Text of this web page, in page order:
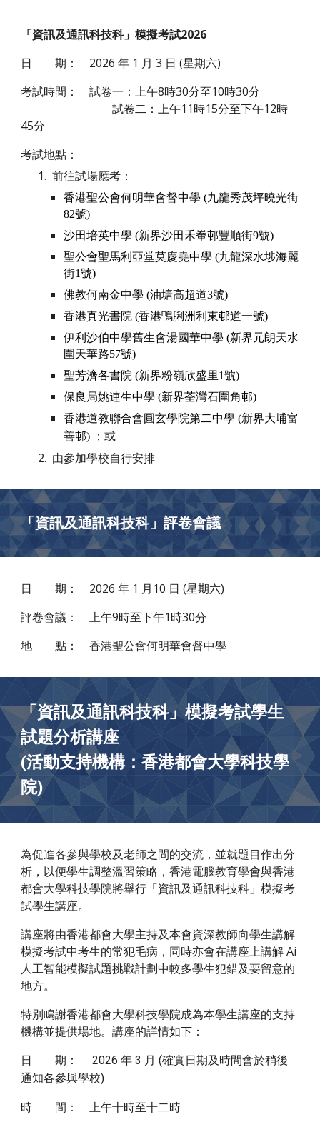
「資訊及通訊科技科」模擬考試2026
日 期：
2026 年 1 月3 日 (星期六)
考試時間：
試卷一：上午8時30分至10時30分
試卷二：上午11時15分至下午12時
45分
考試地點：
前往試場應考：
香港聖公會何明華會督中學 (九龍秀茂坪曉光街
82號)
沙田培英中學 (新界沙田禾輋邨豐順街9號)
聖公會聖馬利亞堂莫慶堯中學 (九龍深水埗海麗
街1號)
佛教何南金中學 (油塘高超道3號)
香港真光書院 (香港鴨脷洲利東邨道一號)
伊利沙伯中學舊生會湯國華中學 (新界元朗天水
圍天華路57號)
聖芳濟各書院 (新界粉嶺欣盛里1號)
保良局姚連生中學 (新界荃灣石圍角邨)
香港道教聯合會圓玄學院第二中學 (新界大埔富
善邨)
；或
由參加學校自行安排
「資訊及通訊科技科」評卷會議
日 期： 2026 年 1 月10 日 (星期六)
評卷會議：
上午9時至下午1時30分
地 點：
香港聖公會何明華會督中學
「資訊及通訊科技科」模擬考試學生
試題分析講座
(活動支持機構：香港都會大學科技學
院)
為促進各參與學校及老師之間的交流，並就題目作出分
析，以便學生調整溫習策略，香港電腦教育學會與香港
都會大學科技學院將舉行「資訊及通訊科技科」模擬考
試學生講座。
講座將由香港都會大學主持及本會資深教師向學生講解
模擬考試中考生的常犯毛病，同時亦會在講座上講解 Ai
人工智能模擬試題挑戰計劃中較多學生犯錯及要留意的
地方。
特別鳴謝香港都會大學科技學院成為本學生講座的支持
機構並提供場地。講座的詳情如下：
日 期：
2026 年 3 月 (確實日期及時間會於稍後
通知各參與學校)
時 間： 上午十時至十二時